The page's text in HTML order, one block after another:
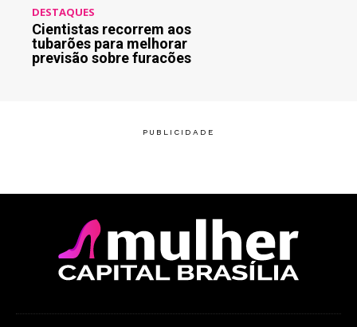
DESTAQUES
Cientistas recorrem aos
tubarões para melhorar
previsão sobre furacões